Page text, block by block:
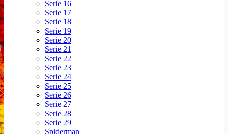
Serie 16
Serie 17
Serie 18
Serie 19
Serie 20
Serie 21
Serie 22
Serie 23
Serie 24
Serie 25
Serie 26
Serie 27
Serie 28
Serie 29
Spiderman